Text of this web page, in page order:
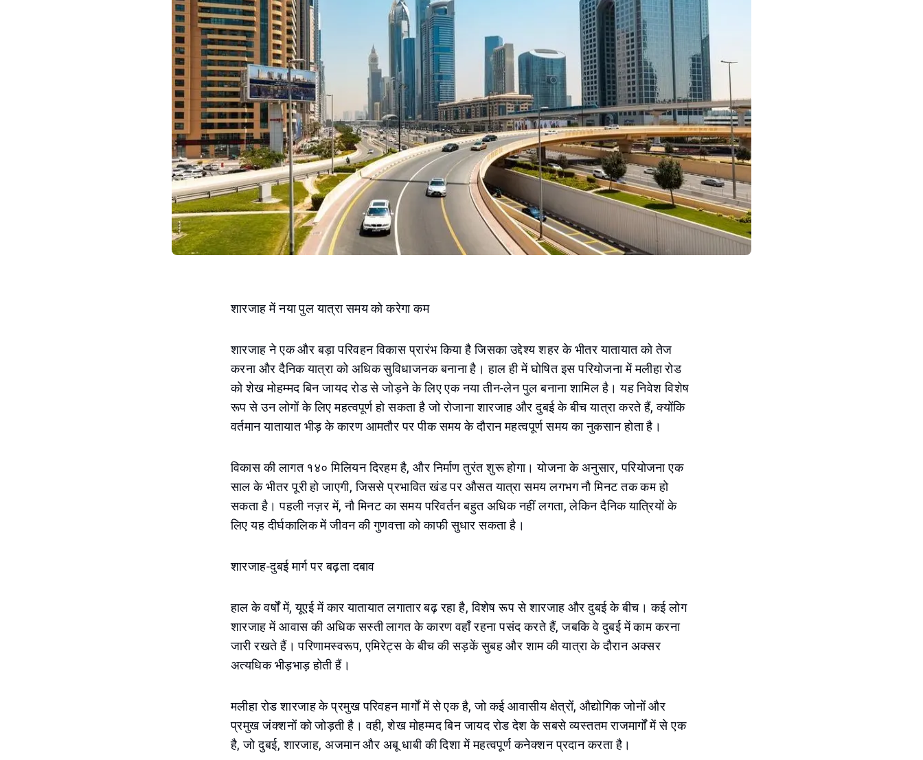
शारजाह में नया पुल यात्रा समय को करेगा कम
शारजाह ने एक और बड़ा परिवहन विकास प्रारंभ किया है जिसका उद्देश्य शहर के भीतर यातायात को तेज
करना और दैनिक यात्रा को अधिक सुविधाजनक बनाना है। हाल ही में घोषित इस परियोजना में मलीहा रोड
को शेख मोहम्मद बिन जायद रोड से जोड़ने के लिए एक नया तीन-लेन पुल बनाना शामिल है। यह निवेश विशेष
रूप से उन लोगों के लिए महत्वपूर्ण हो सकता है जो रोजाना शारजाह और दुबई के बीच यात्रा करते हैं, क्योंकि
वर्तमान यातायात भीड़ के कारण आमतौर पर पीक समय के दौरान महत्वपूर्ण समय का नुकसान होता है।
विकास की लागत १४० मिलियन दिरहम है, और निर्माण तुरंत शुरू होगा। योजना के अनुसार, परियोजना एक
साल के भीतर पूरी हो जाएगी, जिससे प्रभावित खंड पर औसत यात्रा समय लगभग नौ मिनट तक कम हो
सकता है। पहली नज़र में, नौ मिनट का समय परिवर्तन बहुत अधिक नहीं लगता, लेकिन दैनिक यात्रियों के
लिए यह दीर्घकालिक में जीवन की गुणवत्ता को काफी सुधार सकता है।
शारजाह-दुबई मार्ग पर बढ़ता दबाव
हाल के वर्षों में, यूएई में कार यातायात लगातार बढ़ रहा है, विशेष रूप से शारजाह और दुबई के बीच। कई लोग
शारजाह में आवास की अधिक सस्ती लागत के कारण वहाँ रहना पसंद करते हैं, जबकि वे दुबई में काम करना
जारी रखते हैं। परिणामस्वरूप, एमिरेट्स के बीच की सड़कें सुबह और शाम की यात्रा के दौरान अक्सर
अत्यधिक भीड़भाड़ होती हैं।
मलीहा रोड शारजाह के प्रमुख परिवहन मार्गों में से एक है, जो कई आवासीय क्षेत्रों, औद्योगिक जोनों और
प्रमुख जंक्शनों को जोड़ती है। वही, शेख मोहम्मद बिन जायद रोड देश के सबसे व्यस्ततम राजमार्गों में से एक
है, जो दुबई, शारजाह, अजमान और अबू धाबी की दिशा में महत्वपूर्ण कनेक्शन प्रदान करता है।